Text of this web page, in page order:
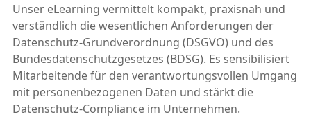
Unser eLearning vermittelt kompakt, praxisnah und
verständlich die wesentlichen Anforderungen der
Datenschutz-Grundverordnung (DSGVO) und des
Bundesdatenschutzgesetzes (BDSG). Es sensibilisiert
Mitarbeitende für den verantwortungsvollen Umgang
mit personenbezogenen Daten und stärkt die
Datenschutz-Compliance im Unternehmen.